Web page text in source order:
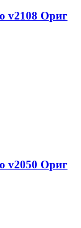
v2108 Ориг
v2050 Ориг